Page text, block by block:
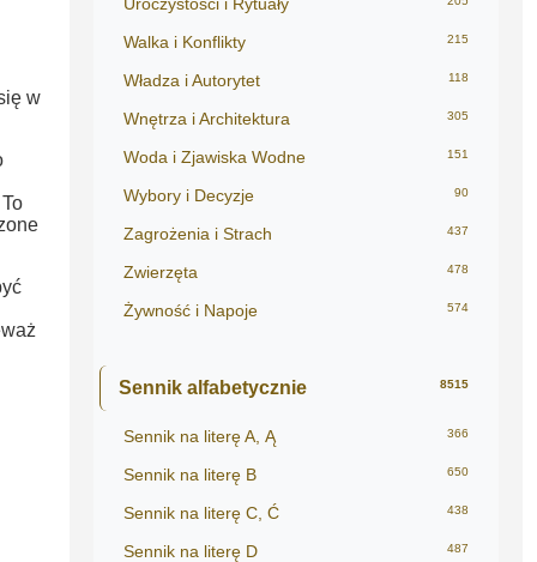
w
Walka i Konflikty 215
Władza i Autorytet 118
Wnętrza i Architektura 305
Woda i Zjawiska Wodne 151
Wybory i Decyzje 90
Zagrożenia i Strach 437
Zwierzęta 478
Żywność i Napoje 574
Sennik alfabetycznie 8515
Sennik na literę A, Ą 366
Sennik na literę B 650
Sennik na literę C, Ć 438
Sennik na literę D 487